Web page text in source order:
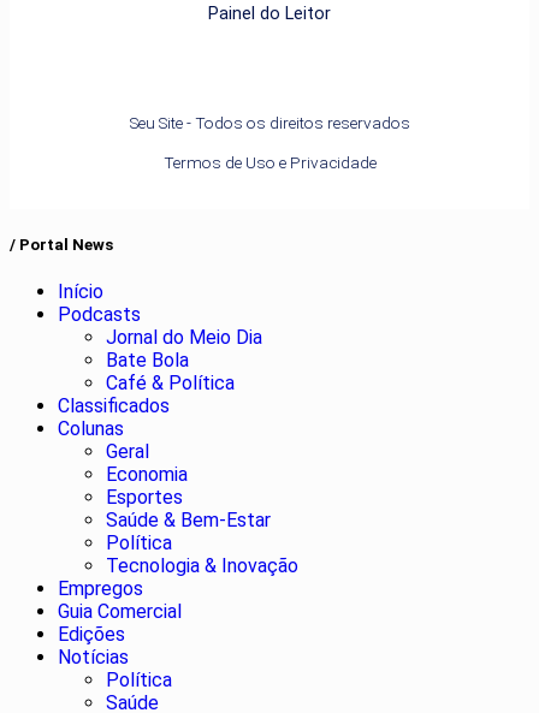
Painel do Leitor
Seu Site - Todos os direitos reservados
Termos de Uso e Privacidade
/ Portal News
Início
Podcasts
Jornal do Meio Dia
Bate Bola
Café & Política
Classificados
Colunas
Geral
Economia
Esportes
Saúde & Bem-Estar
Política
Tecnologia & Inovação
Empregos
Guia Comercial
Edições
Notícias
Política
Saúde